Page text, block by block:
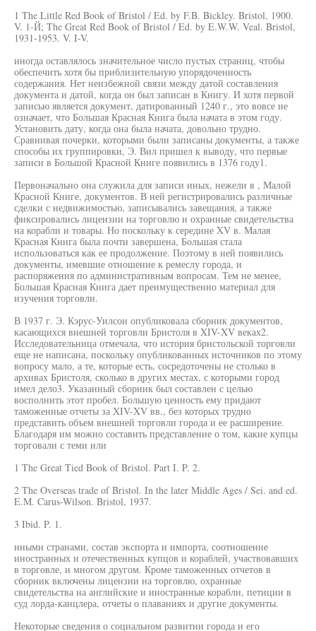
1 The Little Red Book of Bristol / Ed. by F.B. Bickley. Bristol, 1900.
V. 1-Й; The Great Red Book of Bristol / Ed. by E.W.W. Veal. Bristol,
1931-1953. V. I-V.
иногда оставлялось значительное число пустых страниц, чтобы
обеспечить хотя бы приблизительную упорядоченность
содержания. Нет неизбежной связи между датой составления
документа и датой, когда он был записан в Книгу. И хотя первой
записью является документ, датированный 1240 г., это вовсе не
означает, что Большая Красная Книга была начата в этом году.
Установить дату, когда она была начата, довольно трудно.
Сравнивая почерки, которыми были записаны документы, а также
способы их группировки, Э. Вил пришел к выводу, что первые
записи в Большой Красной Книге появились в 1376 году1.
Первоначально она служила для записи иных, нежели в , Малой
Красной Книге, документов. В ней регистрировались различные
сделки с недвижимостью, записывались завещания, а также
фиксировались лицензии на торговлю и охранные свидетельства
на корабли и товары. Но поскольку к середине XV в. Малая
Красная Книга была почти завершена, Большая стала
использоваться как ее продолжение. Поэтому в ней появились
документы, имевшие отношение к ремеслу города, и
распоряжения по административным вопросам. Тем не менее,
Большая Красная Книга дает преимущественно материал для
изучения торговли.
В 1937 г. Э. Кэрус-Уилсон опубликовала сборник документов,
касающихся внешней торговли Бристоля в XIV-XV веках2.
Исследовательница отмечала, что история бристольской торговли
еще не написана, поскольку опубликованных источников по этому
вопросу мало, а те, которые есть, сосредоточены не столько в
архивах Бристоля, сколько в других местах, с которыми город
имел дело3. Указанный сборник был составлен с целью
восполнить этот пробел. Большую ценность ему придают
таможенные отчеты за XIV-XV вв., без которых трудно
представить объем внешней торговли города и ее расширение.
Благодаря им можно составить представление о том, какие купцы
торговали с теми или
1 The Great Tied Book of Bristol. Part I. P. 2.
2 The Overseas trade of Bristol. In the later Middle Ages / Sei. and ed.
E.M. Carus-Wilson. Bristol, 1937.
3 Ibid. P. 1.
иными странами, состав экспорта и импорта, соотношение
иностранных и отечественных купцов и кораблей, участвовавших
в торговле, и многом другом. Кроме таможенных отчетов в
сборник включены лицензии на торговлю, охранные
свидетельства на английские и иностранные корабли, петиции в
суд лорда-канцлера, отчеты о плаваниях и другие документы.
Некоторые сведения о социальном развитии города и его